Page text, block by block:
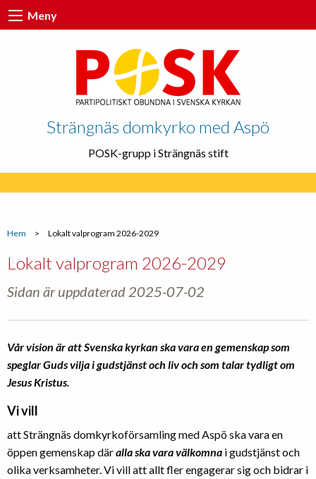
Meny
Strängnäs domkyrko med Aspö
POSK-grupp i Strängnäs stift
Hem > Lokalt valprogram 2026-2029
Lokalt valprogram 2026-2029
Sidan är uppdaterad 2025-07-02
Vår vision är att Svenska kyrkan ska vara en gemenskap som
speglar Guds vilja i gudstjänst och liv och som talar tydligt om
Jesus Kristus.
Vi vill
att Strängnäs domkyrkoförsamling med Aspö ska vara en
öppen gemenskap däralla ska vara välkomna i gudstjänst och
olika verksamheter. Vi vill att allt fler engagerar sig och bidrar i